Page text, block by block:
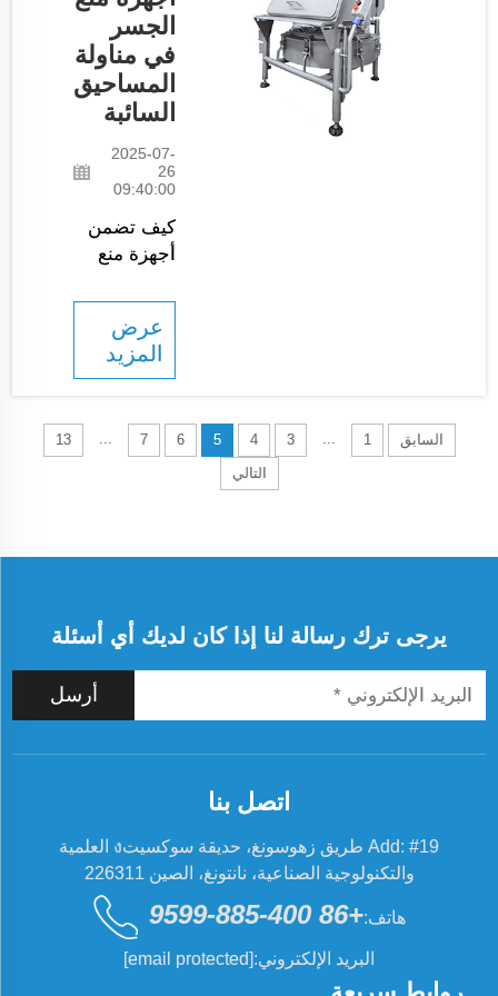
فوائد كبيرة
لتسهيل
التشغيل
الفعال
لأنظمة
تعبئة
الأكياس.
فهو يسمح
لنا
باستبدال
بسهولة أو
إضافة
أجزاء
مختلفة...
الجسر
في مناولة
المساحيق
السائبة
2025-07-
26
09:40:00
كيف تضمن
أجهزة منع
استمرار
حركة
المساحيق:
وسيلة فعالة
العمليات
بسلاسة.
وتفعل ذلك
التكتلات التي
مما يضمن
تدفقًا
عرض
المزيد
السابق 1
3
4
5
6
7
13
التالي
يرجى ترك رسالة لنا إذا كان لديك أي أسئلة
أرسل
اتصل بنا
Add: #19 طريق زهوسونغ، حديقة سوكسيتง العلمية
والتكنولوجية الصناعية، نانتونغ، الصين 226311
هاتف:+86 400-885-9599
البريد الإلكتروني:[email protected]